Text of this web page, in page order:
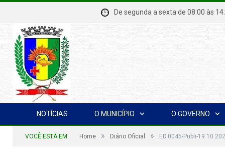
De segunda a sexta de 08:00
NOTÍCIAS O MUNICÍPIO O GOVERNO
VOCÊ ESTÁ EM: Home » Diário Oficial » ED.0045-Publi-